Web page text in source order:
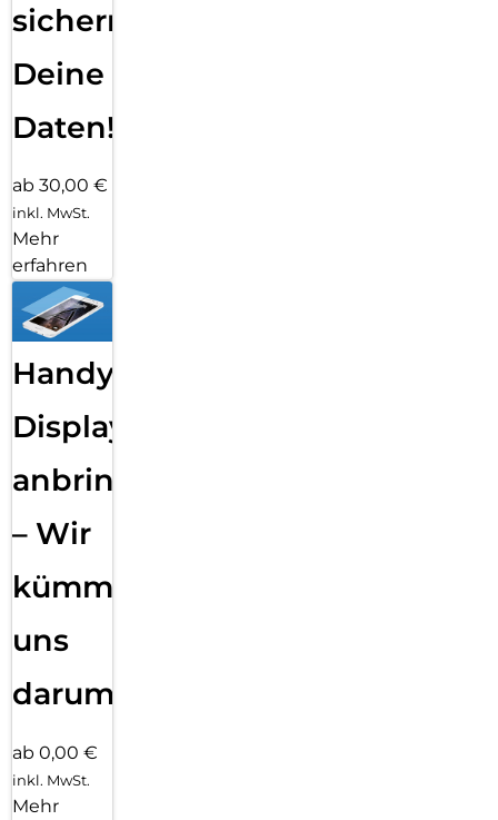
sichern
Deine
Daten!
ab 30,00 €
inkl. MwSt.
Mehr
erfahren
Handy
Displayfolie
anbringen
– Wir
kümmern
uns
darum!
ab 0,00 €
inkl. MwSt.
Mehr